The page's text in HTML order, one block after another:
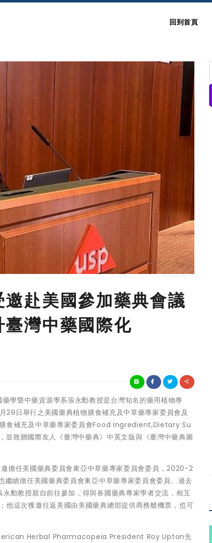
回到首頁
赴美國參加藥典會議
灣中藥國際化
暨中藥資源學系張永勳教授是台灣知名的藥用植物專
日舉行之美國藥典植物膳食補充及中草藥專家委員會及
食補充及中草藥專家委員會Food Ingredient,Dietary Su
贈國際友人《臺灣中藥典》中英文版與《臺灣中藥典圖
擔任美國藥典委員會東亞中草藥專家委員會委員，2020-2
續擔任美國藥典委員會東亞中草藥專家委員會委員。過去
勳教授親自前往參加，得與各國藥典專家學者交流，相互
他這次獲邀往返美國由美國藥典總部提供商務艙機票，也可
Herbal Pharmacopeia President Roy Upton先